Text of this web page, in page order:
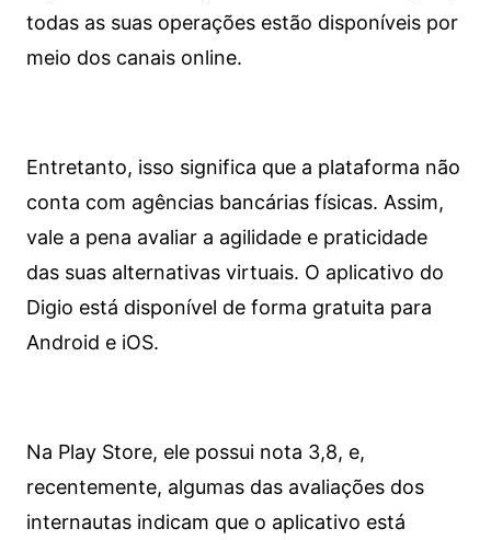
todas as suas operações estão disponíveis por
meio dos canais online.
Entretanto, isso significa que a plataforma não
conta com agências bancárias físicas. Assim,
vale a pena avaliar a agilidade e praticidade
das suas alternativas virtuais. O aplicativo do
Digio está disponível de forma gratuita para
Android e iOS.
Na Play Store, ele possui nota 3,8, e,
recentemente, algumas das avaliações dos
internautas indicam que o aplicativo está